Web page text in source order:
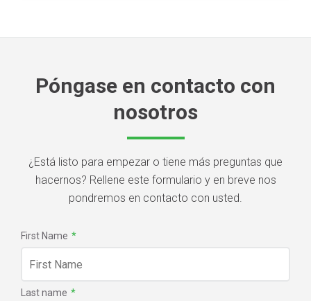
Póngase en contacto con
nosotros
¿Está listo para empezar o tiene más preguntas que
hacernos? Rellene este formulario y en breve nos
pondremos en contacto con usted.
First Name *
Last name *